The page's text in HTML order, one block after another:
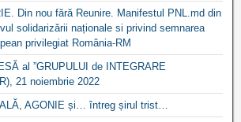
Din nou fără Reunire. Manifestul PNL.md din
solidarizării naționale si privind semnarea
privilegiat România-RM
al ”GRUPULUI de INTEGRARE
21 noiembrie 2022
AGONIE și… întreg șirul trist…